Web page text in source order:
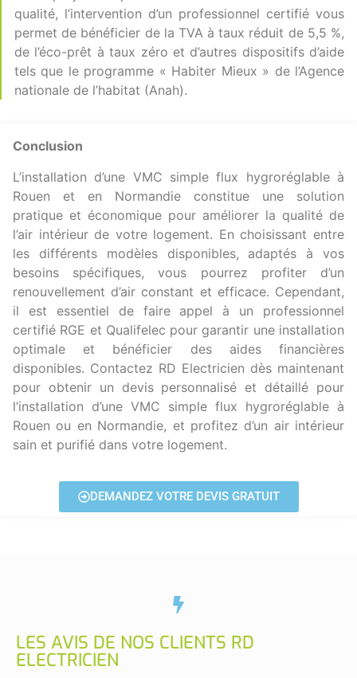
qualité, l’intervention d’un professionnel certifié vous
permet de bénéficier de la TVA à taux réduit de 5,5 %,
de l’éco-prêt à taux zéro et d’autres dispositifs d’aide
tels que le programme « Habiter Mieux » de l’Agence
nationale de l’habitat (Anah).
Conclusion
L’installation d’une VMC simple flux hygroréglable à
Rouen et en Normandie constitue une solution
pratique et économique pour améliorer la qualité de
l’air intérieur de votre logement. En choisissant entre
les différents modèles disponibles, adaptés à vos
besoins spécifiques, vous pourrez profiter d’un
renouvellement d’air constant et efficace. Cependant,
il est essentiel de faire appel à un professionnel
certifié RGE et Qualifelec pour garantir une installation
optimale et bénéficier des aides financières
disponibles. Contactez RD Electricien dès maintenant
pour obtenir un devis personnalisé et détaillé pour
l’installation d’une VMC simple flux hygroréglable à
Rouen ou en Normandie, et profitez d’un air intérieur
sain et purifié dans votre logement.
DEMANDEZ VOTRE DEVIS GRATUIT
LES AVIS DE NOS CLIENTS RD
ELECTRICIEN